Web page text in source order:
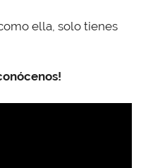
ella, solo tienes